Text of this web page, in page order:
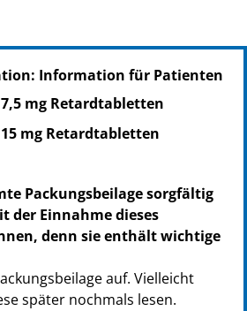
Information für Patienten
mg Retardtabletten
mg Retardtabletten
Packungsbeilage sorgfältig
der Einnahme dieses
denn sie enthält wichtige
auf. Vielleicht
später nochmals lesen.